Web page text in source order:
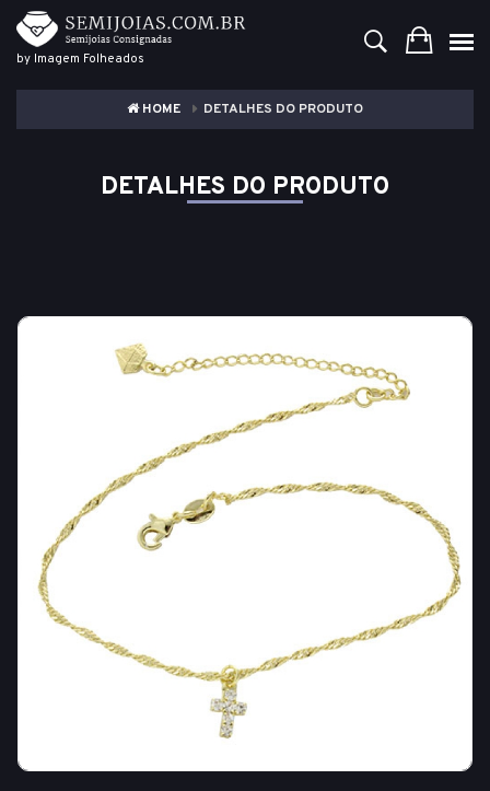
by Imagem Folheados
HOME DETALHES DO PRODUTO
DETALHES DO PRODUTO